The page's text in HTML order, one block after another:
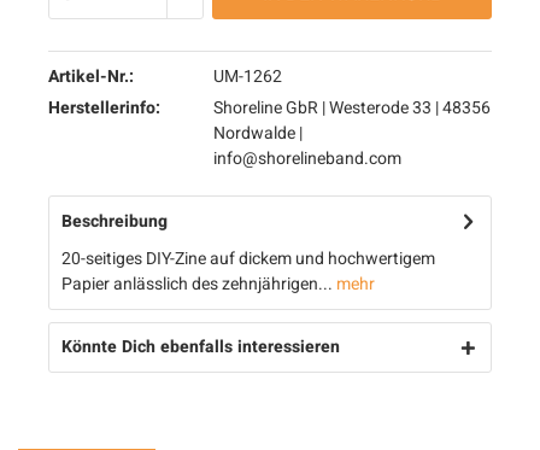
Artikel-Nr.:
UM-1262
Herstellerinfo:
Shoreline GbR | Westerode 33 | 48356
Nordwalde |
info@shorelineband.com
Beschreibung
20-seitiges DIY-Zine auf dickem und hochwertigem
Papier anlässlich des zehnjährigen... mehr
Könnte Dich ebenfalls interessieren